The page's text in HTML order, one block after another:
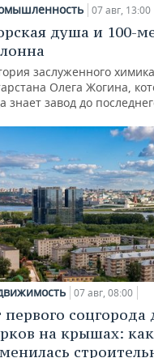
07 авг, 13:00
душа и 100-
заслуженного химика
Олега Жогина,
знает завод до
07 авг, 08:00
первого соцгорода
на крышах: как